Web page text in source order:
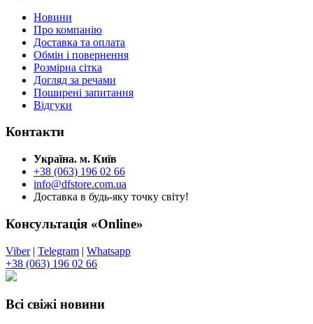
Новини
Про компанію
Доставка та оплата
Обмін і повернення
Розмірна сітка
Догляд за речами
Поширені запитання
Відгуки
Контакти
Україна. м. Київ
+38 (063) 196 02 66
info@dfstore.com.ua
Доставка в будь-яку точку світу!
Консультація «Online»
Viber| Telegram | Whatsapp
+38 (063) 196 02 66
Всі свіжі новини